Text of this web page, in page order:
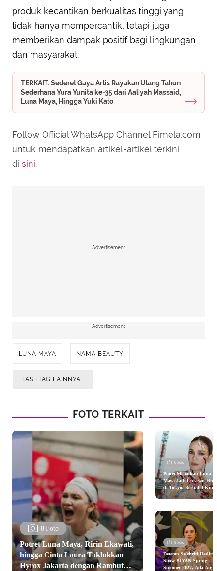
produk kecantikan berkualitas tinggi yang
tidak hanya mempercantik, tetapi juga
memberikan dampak positif bagi lingkungan
dan masyarakat.
TERKAIT: Sederet Gaya Artis Rayakan Ulang Tahun
Sederhana Yura Yunita ke-35 dari Aaliyah Massaid,
Luna Maya, Hingga Yuki Kato
Follow Official WhatsApp Channel Fimela.com
untuk mendapatkan artikel-artikel terkini
di sini.
Advertisement
Advertisement
LUNA MAYA NAMA BEAUTY
HASHTAG LAINNYA...
FOTO TERKAIT
8 Foto
Potret Luna Maya, Ririn Ekawati,
hingga Cinta Laura Taklukkan
Hyrox Jakarta dengan Rambut
6 Foto
Potret Memukau Luna
Maya Jadi Lukisan
di Tokyo, Berbalut
Hasil Karya Seniman
8 Foto
Deretan Selebriti Hadiri
Show BIYAN Spring
Summer 2027, Ada